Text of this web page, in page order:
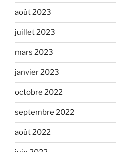
août 2023
juillet 2023
mars 2023
janvier 2023
octobre 2022
septembre 2022
août 2022